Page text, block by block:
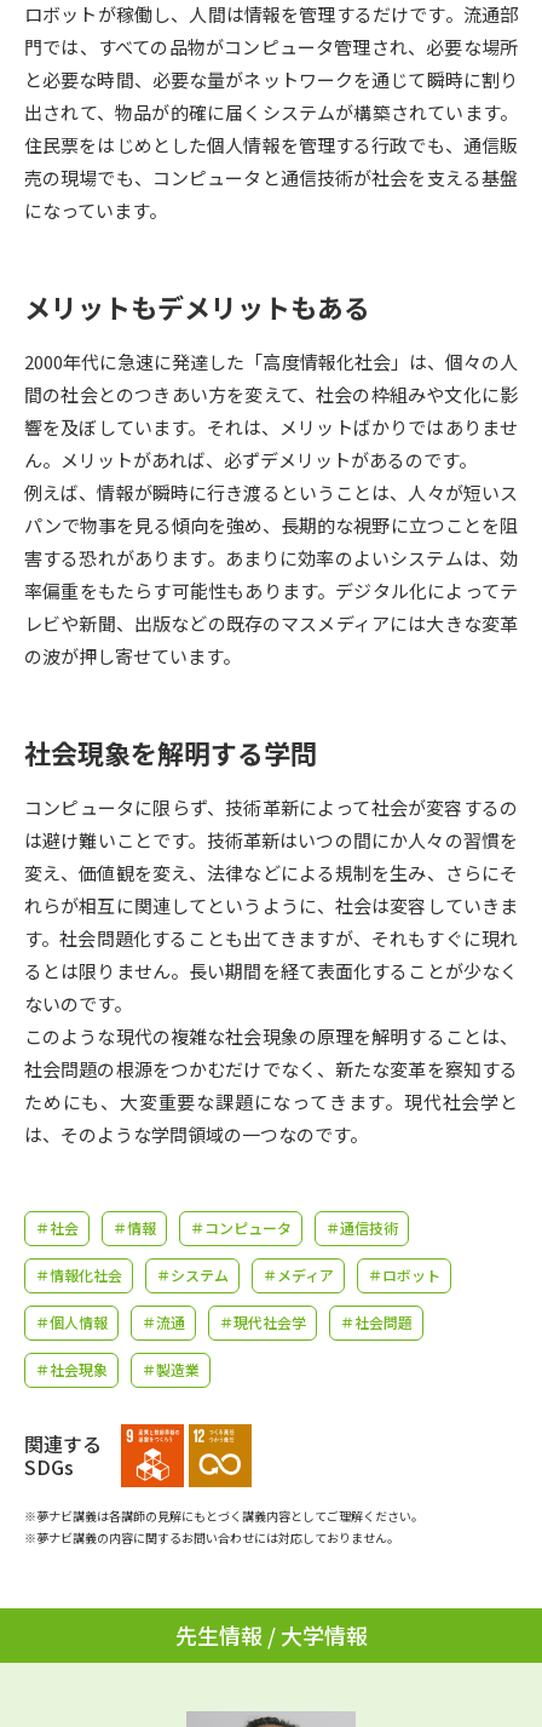
大学で学べる内容や特徴を調べる
新増設大学・学部・学科特集
国際・グローバルに強い大学特
集
データサイエンス特集 奨学金・特待生制度特集
デジタルパンフレット
（高3生用）
（高2生用）
SELFBRAND特集ページ
オープンキャンパスなどを調べる
オープンキャンパス検索 実施プログラムから探す
来場型・Web型イベント特集 夢ナビライブ
受験準備 資料検索
志望校・出願校を調べる
併願校選び 受験スケジュールを立てよう
先輩が入学を決めた理由 テレメール全国一斉進学調査
新生活お役立ちガイド
学問発見 学問検索
大学で学びたい学問発見
学問の教科書 夢ナビライブ
ユーザーサポート
Ｑ＆Ａ よくあるご質問
資料の料金の
お支払いについて
テレメール
お支払いサイト
個人情報取扱規定
ロボットが稼働し、人間は情報を管理するだけです。流通部
門では、すべての品物がコンピュータ管理され、必要な場所
と必要な時間、必要な量がネットワークを通じて瞬時に割り
出されて、物品が的確に届くシステムが構築されています。
住民票をはじめとした個人情報を管理する行政でも、通信販
売の現場でも、コンピュータと通信技術が社会を支える基盤
になっています。
メリットもデメリットもある
2000年代に急速に発達した「高度情報化社会」は、個々の人
間の社会とのつきあい方を変えて、社会の枠組みや文化に影
響を及ぼしています。それは、メリットばかりではありませ
ん。メリットがあれば、必ずデメリットがあるのです。
例えば、情報が瞬時に行き渡るということは、人々が短いス
パンで物事を見る傾向を強め、長期的な視野に立つことを阻
害する恐れがあります。あまりに効率のよいシステムは、効
率偏重をもたらす可能性もあります。デジタル化によってテ
レビや新聞、出版などの既存のマスメディアには大きな変革
の波が押し寄せています。
社会現象を解明する学問
コンピュータに限らず、技術革新によって社会が変容するの
は避け難いことです。技術革新はいつの間にか人々の習慣を
変え、価値観を変え、法律などによる規制を生み、さらにそ
れらが相互に関連してというように、社会は変容していきま
す。社会問題化することも出てきますが、それもすぐに現れ
るとは限りません。長い期間を経て表面化することが少なく
ないのです。
このような現代の複雑な社会現象の原理を解明することは、
社会問題の根源をつかむだけでなく、新たな変革を察知する
ためにも、大変重要な課題になってきます。現代社会学と
は、そのような学問領域の一つなのです。
＃社会 ＃情報 ＃コンピュータ ＃通信技術
＃情報化社会 ＃システム ＃メディア ＃ロボット
＃個人情報 ＃流通 ＃現代社会学 ＃社会問題
＃社会現象 ＃製造業
関連する
SDGs
※夢ナビ講義は各講師の見解にもとづく講義内容としてご理解ください。
※夢ナビ講義の内容に関するお問い合わせには対応しておりません。
先生情報 / 大学情報